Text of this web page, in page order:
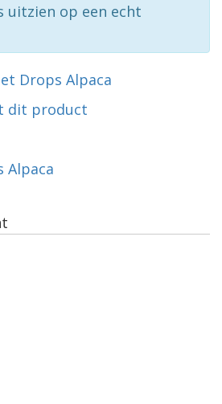
uitzien op een echt
Drops Alpaca
dit product
Alpaca